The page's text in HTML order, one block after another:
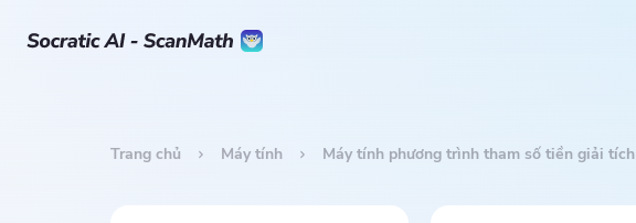
Trang chủ Máy tính Máy tính phương trình tham số tiền giải tích